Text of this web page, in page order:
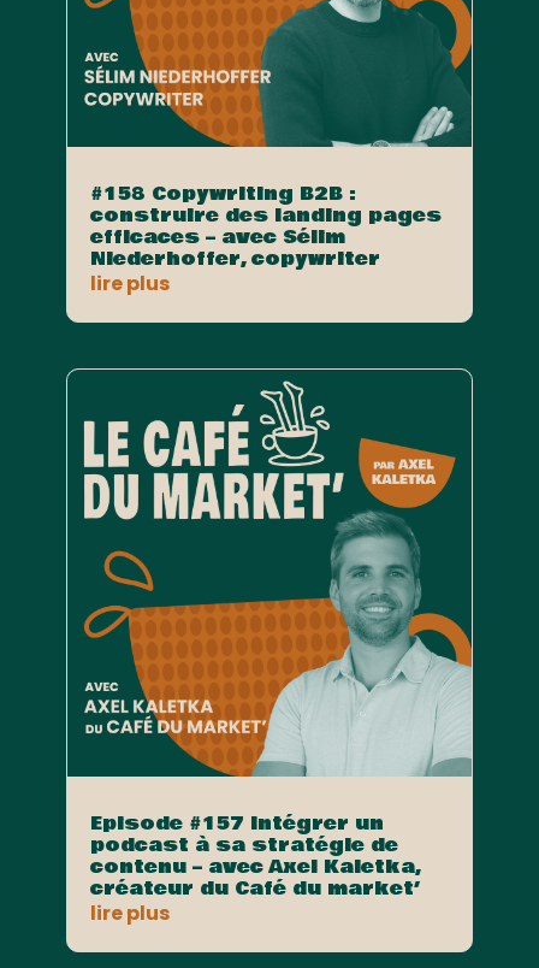
#158 Copywriting B2B :
construire des landing pages
efficaces – avec Sélim
Niederhoffer, copywriter
lire plus
Episode #157 Intégrer un
podcast à sa stratégie de
contenu – avec Axel Kaletka,
créateur du Café du market’
lire plus